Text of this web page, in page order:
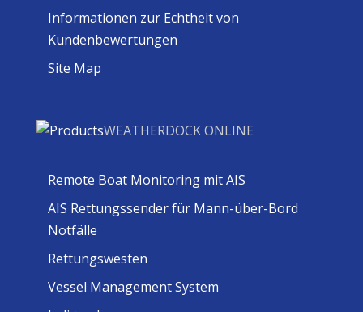
Informationen zur Echtheit von
Kundenbewertungen
Site Map
WEATHERDOCK ONLINE
Remote Boat Monitoring mit AIS
AIS Rettungssender für Mann-über-Bord
Notfälle
Rettungswesten
Vessel Management System